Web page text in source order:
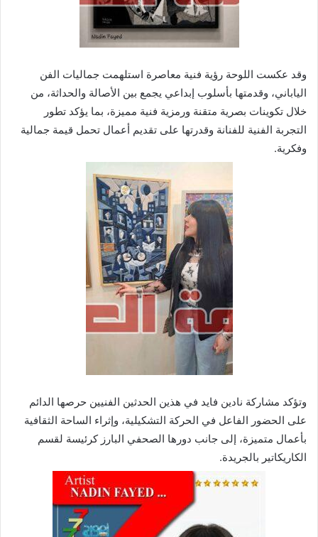
وقد عكست اللوحة رؤية فنية معاصرة استلهمت جماليات الفن
الياباني، وقدمتها بأسلوب إبداعي يجمع بين الأصالة والحداثة، من
خلال تكوينات بصرية متقنة ورمزية فنية مميزة، بما يؤكد تطور
التجربة الفنية للفنانة وقدرتها على تقديم أعمال تحمل قيمة جمالية
وفكرية.
وتؤكد مشاركة نادين فايد في هذين الحدثين الفنيين حرصها الدائم
على الحضور الفاعل في الحركة التشكيلية، وإثراء الساحة الثقافية
بأعمال متميزة، إلى جانب دورها الصحفي البارز كرئيسة لقسم
الكاريكاتير بالجريدة.